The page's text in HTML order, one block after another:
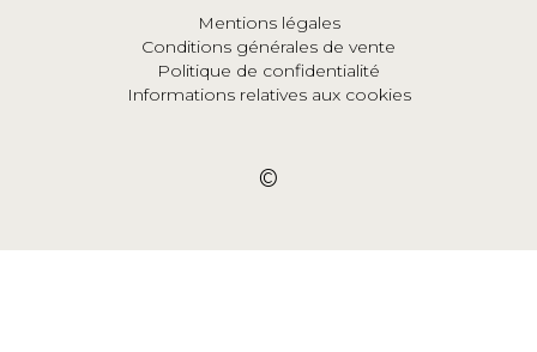
Mentions légales
Conditions générales de vente
Politique de confidentialité
Informations relatives aux cookies
©